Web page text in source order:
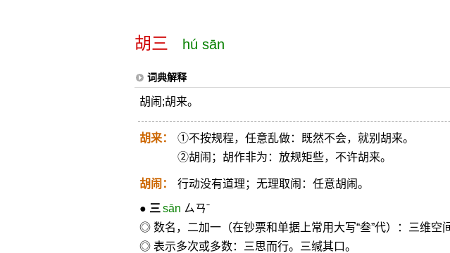
胡三 hú sān
词典解释
胡闹;胡来。
胡来：
①不按规程，任意乱做：既然不会，就别胡来。
②胡闹；胡作非为：放规矩些，不许胡来。
胡闹： 行动没有道理；无理取闹：任意胡闹。
● 三 sān ㄙㄢˉ
◎ 数名，二加一（在钞票和单据上常用大写“叁”代）：三维空
◎ 表示多次或多数：三思而行。三缄其口。